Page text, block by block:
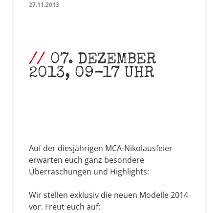
27.11.2013
07. DEZEMBER
2013, 09-17 UHR
Auf der diesjährigen MCA-Nikolausfeier
erwarten euch ganz besondere
Überraschungen und Highlights:
Wir stellen exklusiv die neuen Modelle 2014
vor. Freut euch auf: